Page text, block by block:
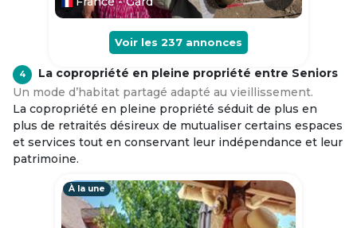
Voir les 237 annonces
4
La copropriété en pleine propriété entre Seniors
Un mode d’habitat partagé adapté au vieillissement.
La copropriété en pleine propriété séduit de plus en
plus de retraités désireux de mutualiser certains espaces
et services tout en conservant leur indépendance et leur
patrimoine.
À la une